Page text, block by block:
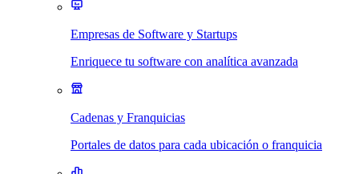
Empresas de Software y Startups
Enriquece tu software con analítica avanzada
Cadenas y Franquicias
Portales de datos para cada ubicación o franquicia